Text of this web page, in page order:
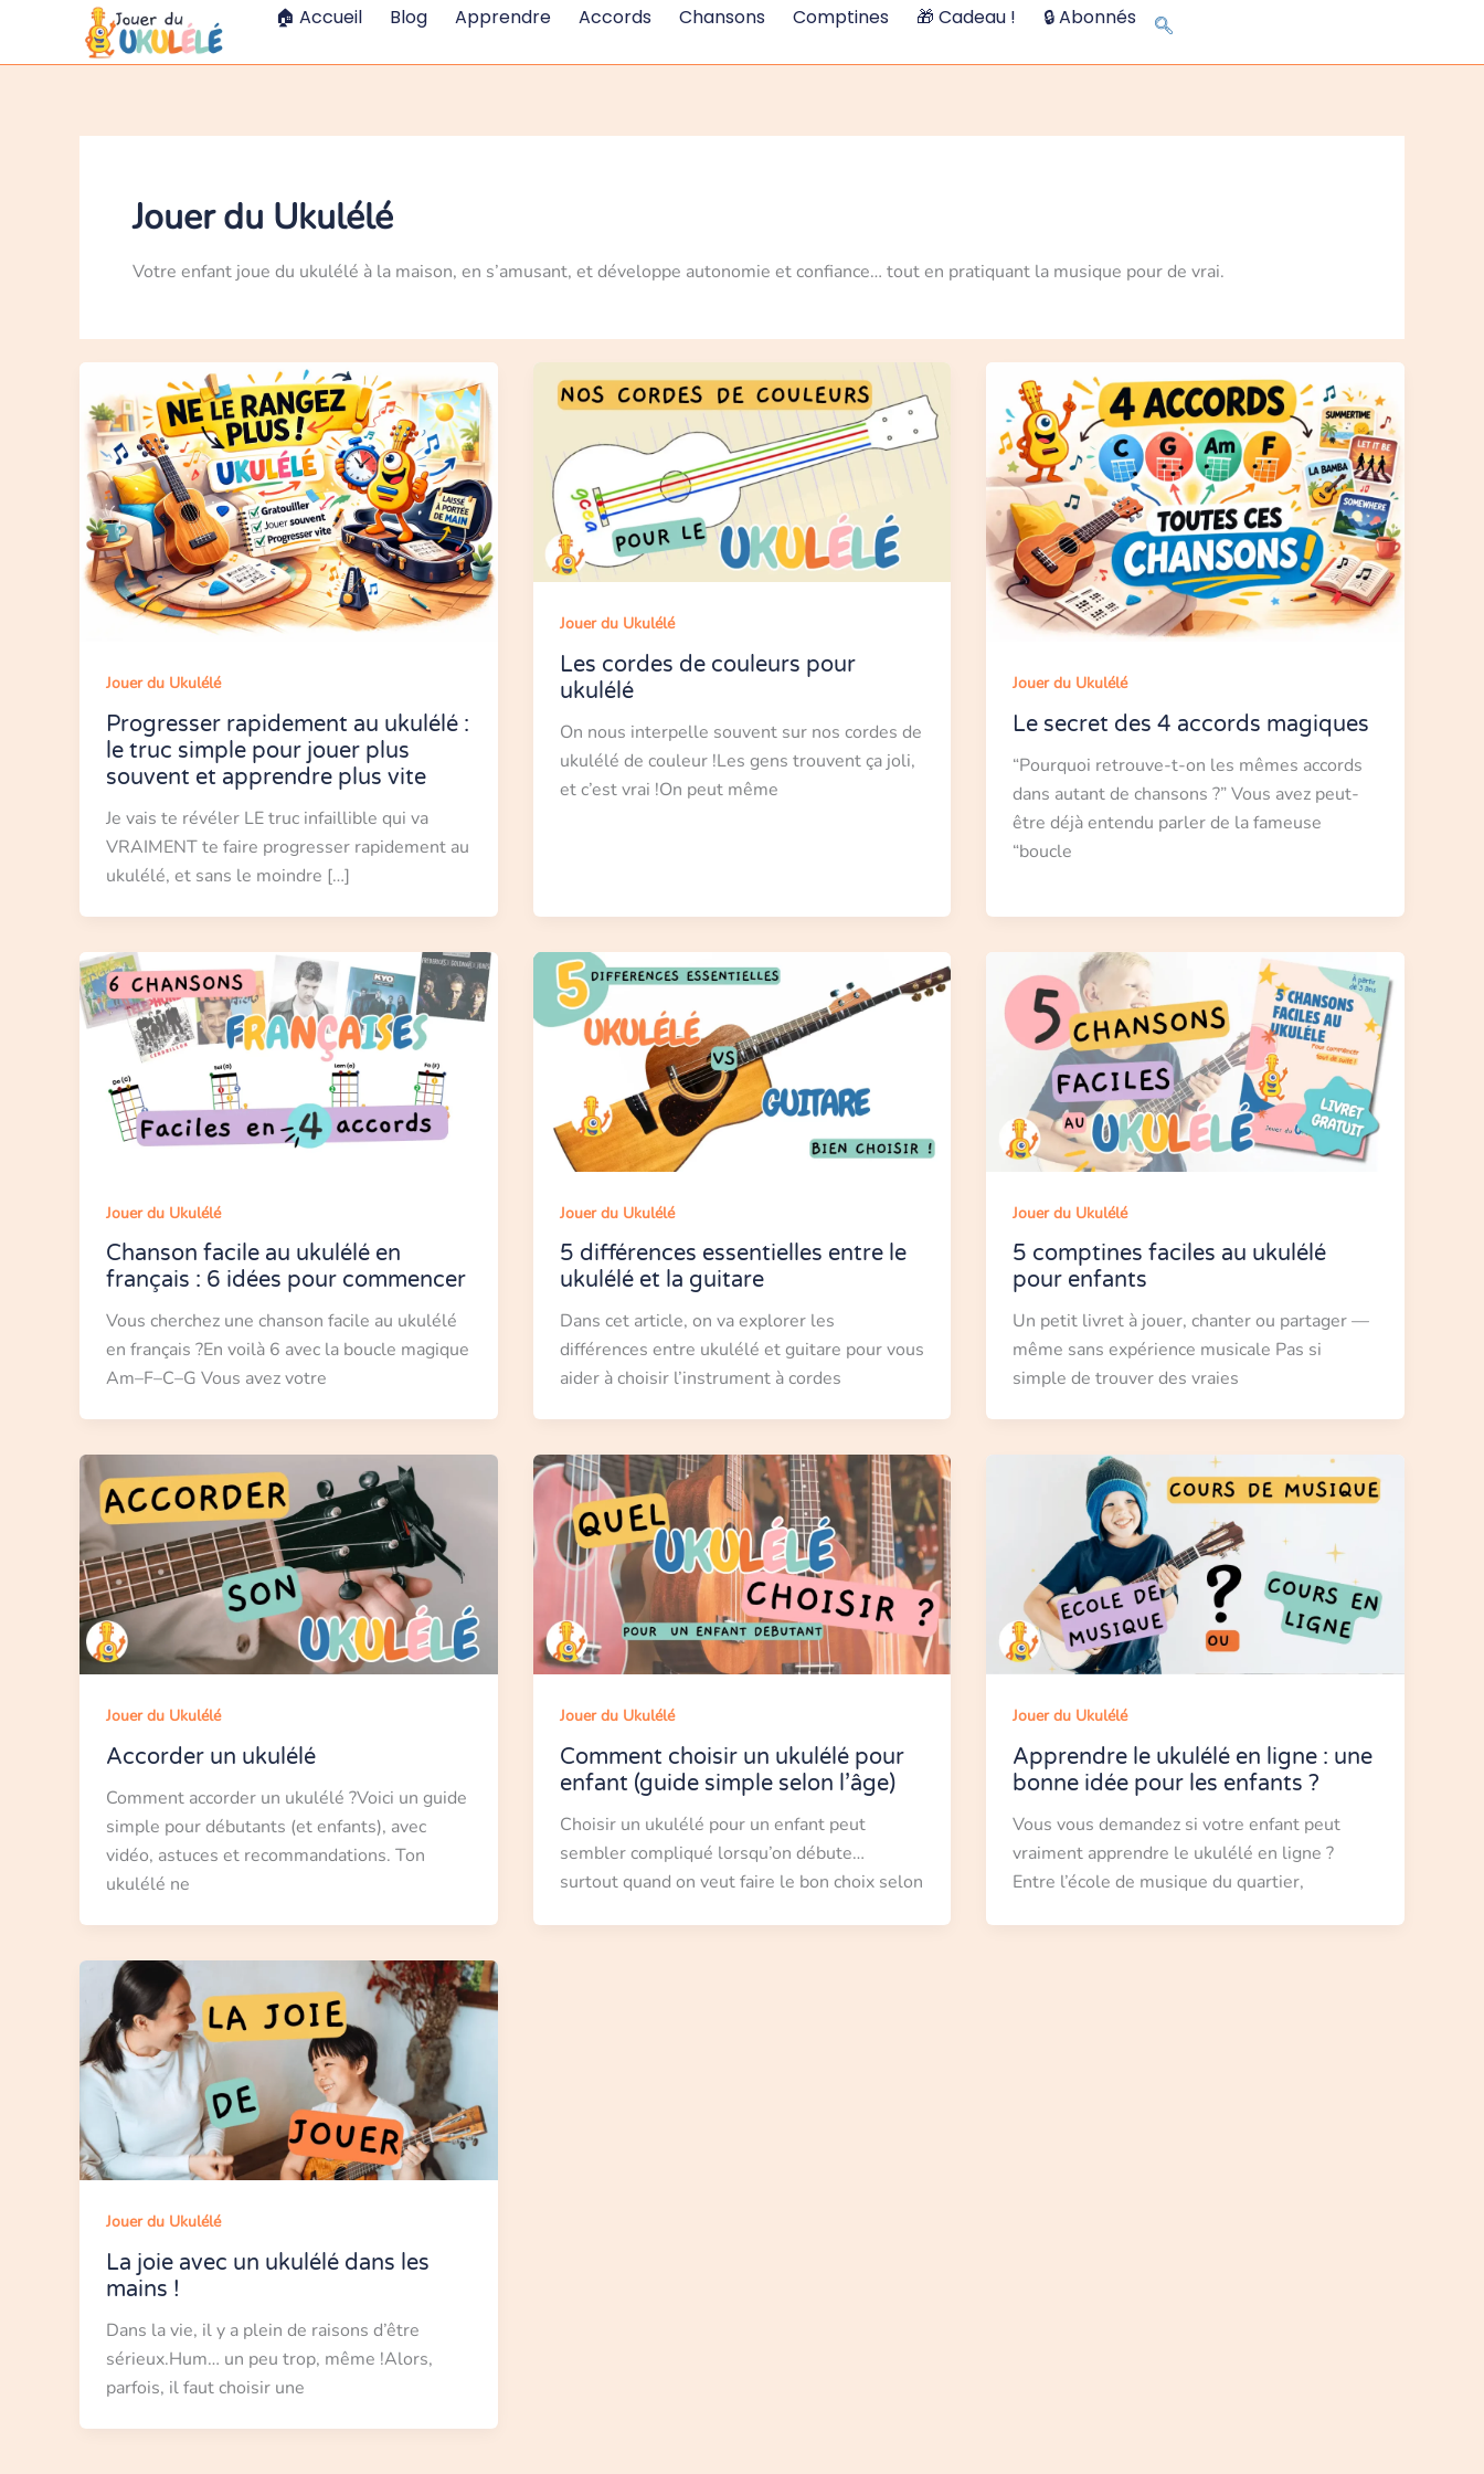
contenu
🏠 Accueil Blog Apprendre Accords Chansons Comptines 🎁 Cadeau ! 🔒 Abonnés
Jouer du Ukulélé
Votre enfant joue du ukulélé à la maison, en s’amusant, et développe autonomie et confiance… tout en pratiquant la musique pour de vrai.
Jouer du Ukulélé
Progresser rapidement au ukulélé :
le truc simple pour jouer plus
souvent et apprendre plus vite
Je vais te révéler LE truc infaillible qui va
VRAIMENT te faire progresser rapidement au
ukulélé, et sans le moindre […]
Jouer du Ukulélé
Les cordes de couleurs pour
ukulélé
On nous interpelle souvent sur nos cordes de
ukulélé de couleur !Les gens trouvent ça joli,
et c’est vrai !On peut même
Jouer du Ukulélé
Le secret des 4 accords magiques
“Pourquoi retrouve-t-on les mêmes accords
dans autant de chansons ?” Vous avez peut-
être déjà entendu parler de la fameuse
“boucle
Jouer du Ukulélé
Chanson facile au ukulélé en
français : 6 idées pour commencer
Vous cherchez une chanson facile au ukulélé
en français ?En voilà 6 avec la boucle magique
Am–F–C–G Vous avez votre
Jouer du Ukulélé
5 différences essentielles entre le
ukulélé et la guitare
Dans cet article, on va explorer les
différences entre ukulélé et guitare pour vous
aider à choisir l’instrument à cordes
Jouer du Ukulélé
5 comptines faciles au ukulélé
pour enfants
Un petit livret à jouer, chanter ou partager —
même sans expérience musicale Pas si
simple de trouver des vraies
Jouer du Ukulélé
Accorder un ukulélé
Comment accorder un ukulélé ?Voici un guide
simple pour débutants (et enfants), avec
vidéo, astuces et recommandations. Ton
ukulélé ne
Jouer du Ukulélé
Comment choisir un ukulélé pour
enfant (guide simple selon l’âge)
Choisir un ukulélé pour un enfant peut
sembler compliqué lorsqu’on débute…
surtout quand on veut faire le bon choix selon
Jouer du Ukulélé
Apprendre le ukulélé en ligne : une
bonne idée pour les enfants ?
Vous vous demandez si votre enfant peut
vraiment apprendre le ukulélé en ligne ?
Entre l’école de musique du quartier,
Jouer du Ukulélé
La joie avec un ukulélé dans les
mains !
Dans la vie, il y a plein de raisons d’être
sérieux.Hum… un peu trop, même !Alors,
parfois, il faut choisir une